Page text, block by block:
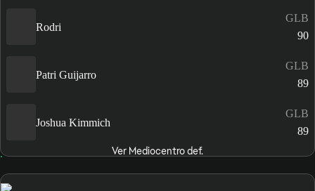
Rodri
GLB
90
Patri Guijarro
GLB
89
Joshua Kimmich
GLB
89
Ver Mediocentro def.